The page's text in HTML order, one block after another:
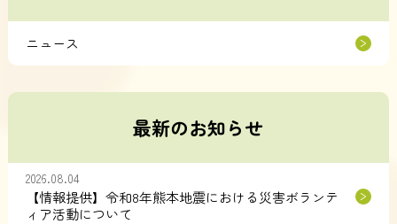
ニュース
最新のお知らせ
2026.08.04
【情報提供】令和8年熊本地震における災害ボランテ
ィア活動について